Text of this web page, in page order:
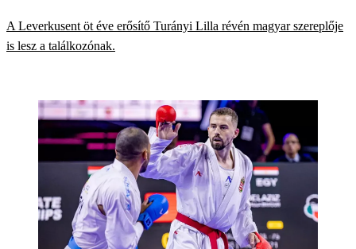
A Leverkusent öt éve erősítő Turányi Lilla révén magyar szereplője
is lesz a találkozónak.